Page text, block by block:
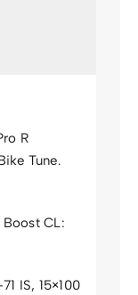
R
Tune.
Boost CL:
IS, 15×100